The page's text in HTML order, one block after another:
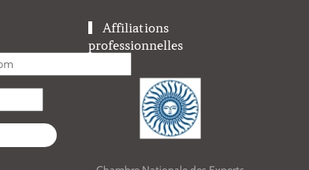
Affiliations
professionnelles